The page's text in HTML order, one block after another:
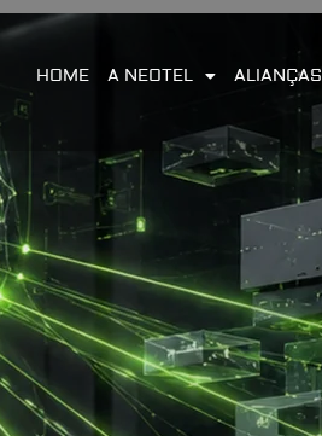
HOME A NEOTEL ALIANÇAS